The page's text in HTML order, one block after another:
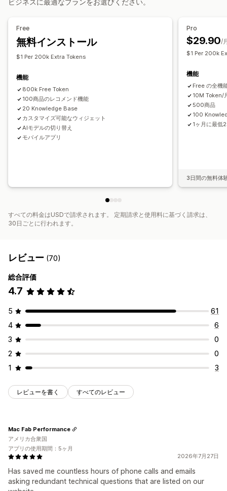
カスタマイズ
色とフォント チャットウィンドウ
ウェルカムメッセージ チャットボタン
分析
おすすめ情報のパフォーマンス
ビジネスに最適なプランをお選びください。
Free
無料インストール
$1 Per 200k Extra Tokens
機能
800k Free Token
100商品のレコメンド機能
20 Knowledge Base
カスタマイズ可能なウィジェット
AIモデルの切り替え
モバイルアプリ
Pro
$29.90/
$1 Per 200k
機能
Free の全機
10M Token/
500商品
100
1ヶ月に最低
3日間の無料体
すべての料金はUSDで請求されます。 定期請求と使用料に基づく請求は、
30日ごとに行われます。
レビュー (70)
総合評価
4.7
5
61
4
6
3
0
2
0
1
3
レビューを書く すべてのレビュー
2026年7月27日
Has saved me countless hours of phone calls and emails
asking redundant technical questions that are listed on our
Mac Fab Performance
アメリカ合衆国
アプリの使用期間：5ヶ月